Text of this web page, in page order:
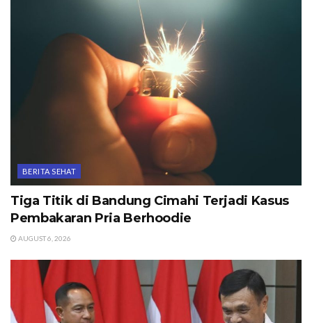
BERITA SEHAT
Tiga Titik di Bandung Cimahi Terjadi Kasus
Pembakaran Pria Berhoodie
AUGUST 6, 2026